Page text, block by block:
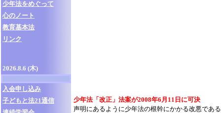
少年法をめぐって
心のノート
教育基本法
リンク
2026.8.6 (木)
入会申し込み
子どもと法21通信
少年法「改正」法案が2008年6月11日に可決
声明にあるように少年法の根幹にかかる改悪であ